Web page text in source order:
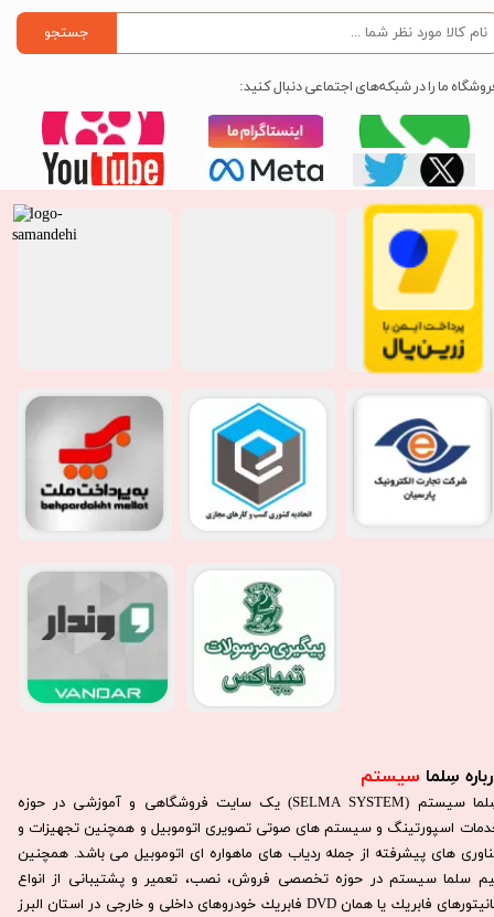
سِلما سیستم​​​​​​​
سِلما سيستم (SELMA SYSTEM) یک سایت فروشگاهی و آموزشی در حوزه
اسپورتینگ و سیستم های صوتی تصویری اتوموبیل و همچنین تجهیزات و
های پیشرفته از جمله ردیاب های ماهواره ای اتوموبیل می باشد. همچنين
سلما سيستم در حوزه تخصصی فروش، نصب، تعمير و پشتيبانی از انواع
مانيتورهای فابريك يا همان DVD فابريك خودروهای داخلی و خارجی در استان البرز
جستجو
ما را در شبکه‌های اجتماعی دنبال کنید: